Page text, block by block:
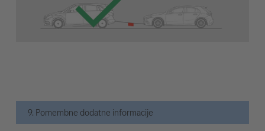
9. Pomembne dodatne informacije